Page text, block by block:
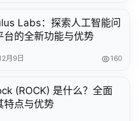
Labs：探索人工智能问
台的全新功能与优势
月9日 160
(ROCK) 是什么？全面
特点与优势